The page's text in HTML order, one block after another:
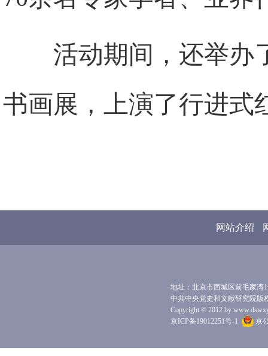
活动期间，还举办
书画展，上演了行进式
网站介绍
地址：北京市西城区前毛家湾
中共中央党史和文献研究院版
Copyright © 2012 by
京ICP备19012251号-1
京